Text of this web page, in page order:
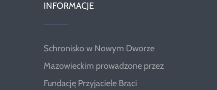
INFORMACJE
Schronisko w Nowym Dworze
Mazowieckim prowadzone przez
Fundację Przyjaciele Braci